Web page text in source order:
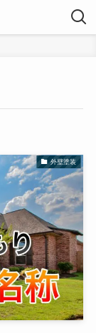
外壁塗装